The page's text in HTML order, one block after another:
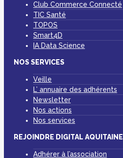
Club Commerce Connecté
TIC Santé
TOPOS
Smart4D
IA Data Science
NOS SERVICES
Veille
L’ annuaire des adhérents
Newsletter
Nos actions
Nos services
REJOINDRE DIGITAL AQUITAINE
Adhérer à l’association